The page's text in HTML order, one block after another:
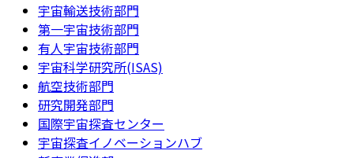
宇宙輸送技術部門
第一宇宙技術部門
有人宇宙技術部門
宇宙科学研究所(ISAS)
航空技術部門
研究開発部門
国際宇宙探査センター
宇宙探査イノベーションハブ